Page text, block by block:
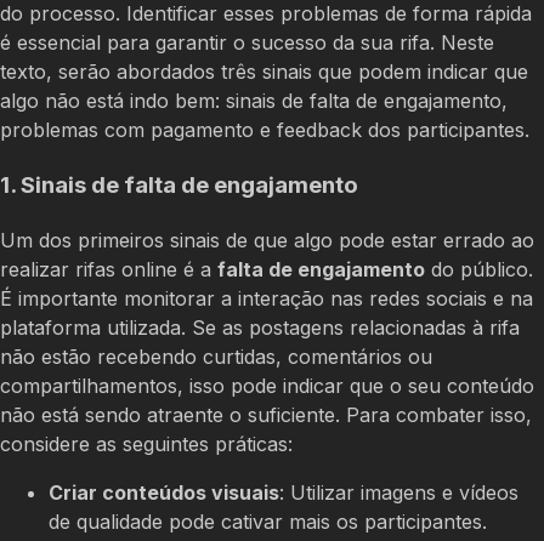
do processo. Identificar esses problemas de forma rápida
é essencial para garantir o sucesso da sua rifa. Neste
texto, serão abordados três sinais que podem indicar que
algo não está indo bem: sinais de falta de engajamento,
problemas com pagamento e feedback dos participantes.
1. Sinais de falta de engajamento
Um dos primeiros sinais de que algo pode estar errado ao
realizar rifas online é a falta de engajamento do público.
É importante monitorar a interação nas redes sociais e na
plataforma utilizada. Se as postagens relacionadas à rifa
não estão recebendo curtidas, comentários ou
compartilhamentos, isso pode indicar que o seu conteúdo
não está sendo atraente o suficiente. Para combater isso,
considere as seguintes práticas:
Criar conteúdos visuais: Utilizar imagens e vídeos
de qualidade pode cativar mais os participantes.